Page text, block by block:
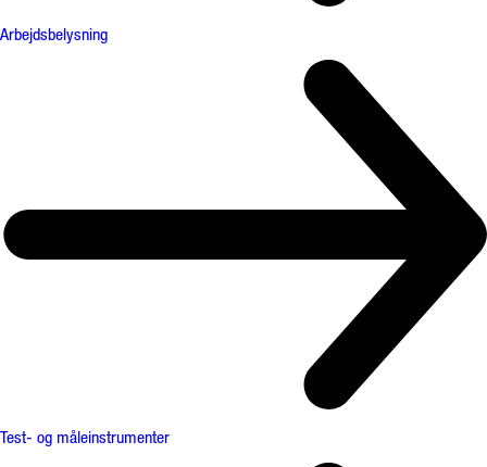
Arbejdsbelysning
Test- og måleinstrumenter